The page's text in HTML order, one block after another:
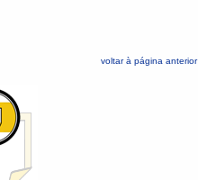
voltar à página anterior